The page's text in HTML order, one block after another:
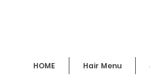
HOME Hair Menu